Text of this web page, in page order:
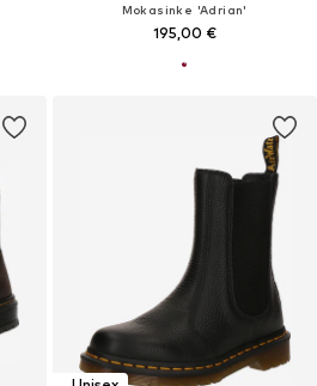
Mokasinke 'Adrian'
195,00 €